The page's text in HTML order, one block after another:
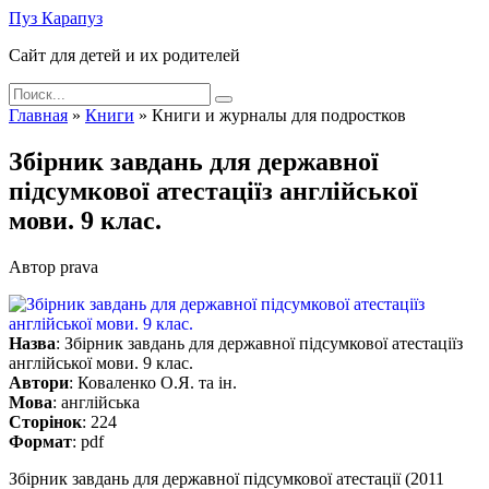
Skip
content
Пуз Карапуз
Сайт для детей и их родителей
Search
for:
Главная » Книги » Книги и журналы для подростков
Збірник завдань для державної
підсумкової атестаціїз англійської
мови. 9 клас.
Автор prava
Назва: Збірник завдань для державної підсумкової атестаціїз
англійської мови. 9 клас.
Автори: Коваленко О.Я. та ін.
Мова: англійська
Сторінок: 224
Формат: pdf
Збірник завдань для державної підсумкової атестації (2011